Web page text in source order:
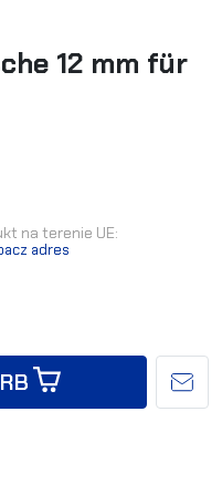
12 mm für
na terenie UE:
adres